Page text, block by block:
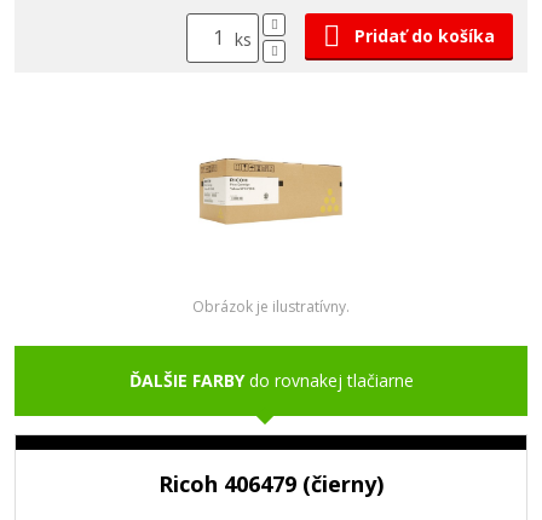
ks Pridať do košíka
Obrázok je ilustratívny.
ĎALŠIE FARBYdo rovnakej tlačiarne
Ricoh 406479 (čierny)